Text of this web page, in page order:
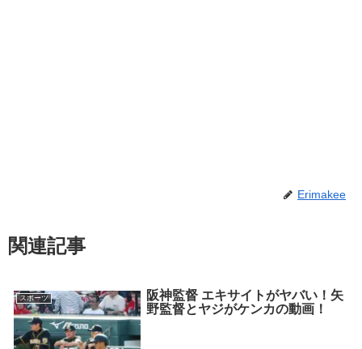
Erimakee
関連記事
スポーツ
阪神監督 エキサイトがヤバい！矢
野監督とヤジがケンカの動画！